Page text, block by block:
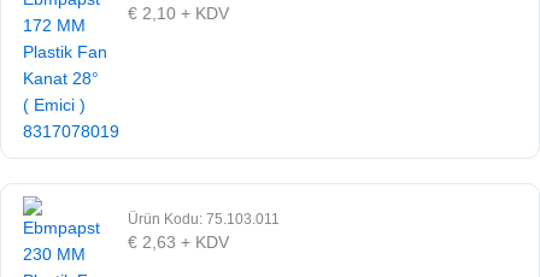
€ 2,10 + KDV
Ürün Kodu: 75.103.011
€ 2,63 + KDV